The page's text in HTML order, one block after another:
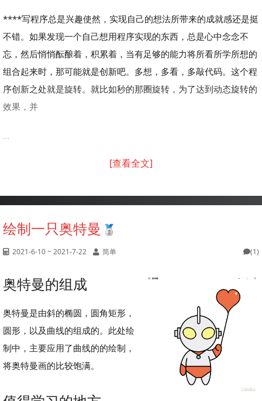
****写程序总是兴趣使然，实现自己的想法所带来的成就感还是挺
不错。如果发现一个自己想用程序实现的东西，总是心中念念不
忘，然后悄悄酝酿着，积累着，当有足够的能力将所看所学所想的
组合起来时，那可能就是创新吧。多想，多看，多敲代码。这个程
序创新之处就是旋转。就比如秒的那圈旋转，为了达到动态旋转的
效果，并
...
[查看全文]
绘制一只奥特曼
2021-6-10 ~ 2021-7-22 简单 (1)
奥特曼的组成
奥特曼是由斜的椭圆，圆角矩形，
圆形，以及曲线的组成的。此处绘
制中，主要应用了曲线的的绘制，
将奥特曼画的比较饱满。